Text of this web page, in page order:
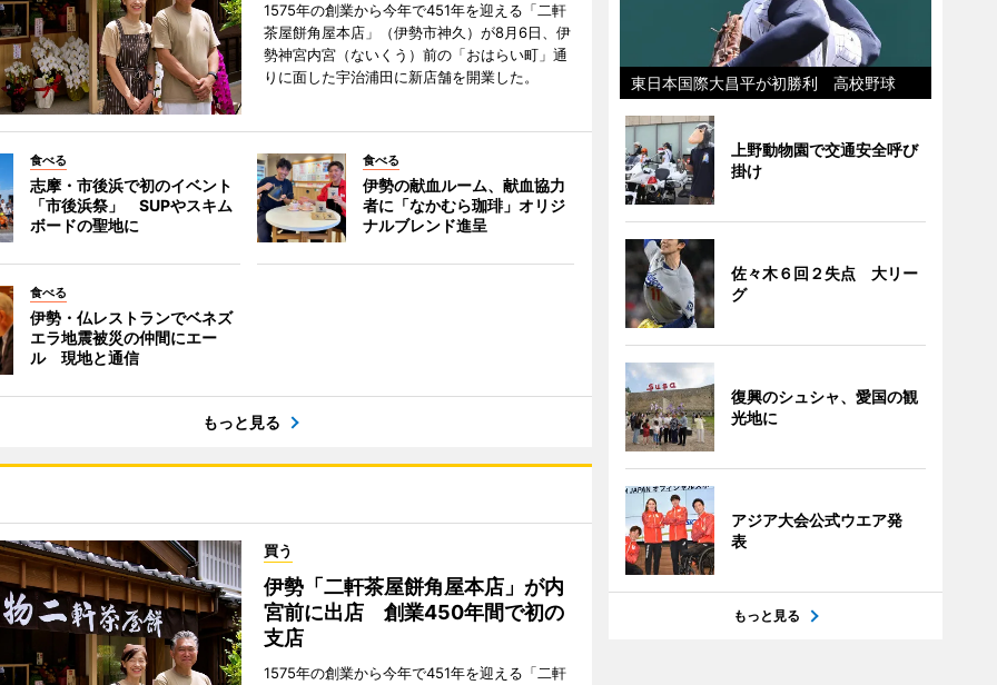
1575年の創業から今年で451年を迎える「二軒
茶屋餅角屋本店」（伊勢市神久）が8月6日、伊
勢神宮内宮（ないくう）前の「おはらい町」通
りに面した宇治浦田に新店舗を開業した。
食べる
志摩・市後浜で初のイベント
「市後浜祭」 SUPやスキム
ボードの聖地に
食べる
伊勢の献血ルーム、献血協力
者に「なかむら珈琲」オリジ
ナルブレンド進呈
食べる
伊勢・仏レストランでベネズ
エラ地震被災の仲間にエー
ル 現地と通信
もっと見る
買う
伊勢「二軒茶屋餅角屋本店」が内
宮前に出店 創業450年間で初の
支店
1575年の創業から今年で451年を迎える「二軒
東日本国際大昌平が初勝利 高校野球
上野動物園で交通安全呼び
掛け
佐々木６回２失点 大リー
グ
復興のシュシャ、愛国の観
光地に
アジア大会公式ウエア発
表
もっと見る